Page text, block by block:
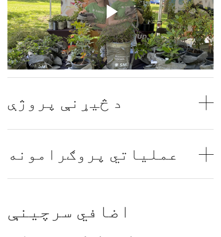
د څیړنې پروژې
عملیاتي پروګرامونه
اضافي سرچینې